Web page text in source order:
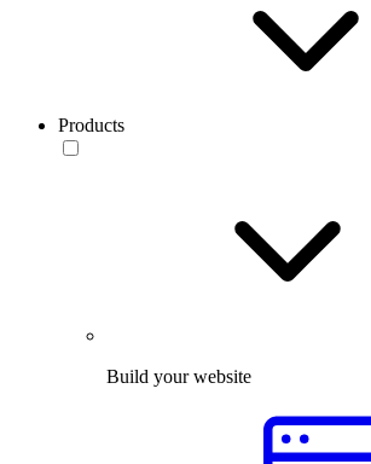
Products
Build your website